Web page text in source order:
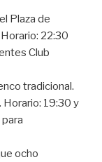
Plaza de
22:30
Club
tradicional.
Horario: 19:30 y
ocho